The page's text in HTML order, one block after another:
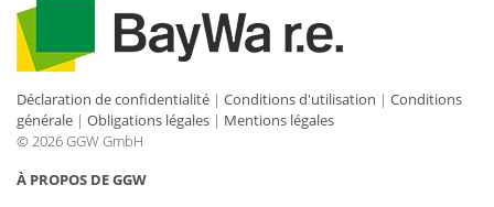
Déclaration de confidentialité | Conditions d'utilisation | Conditions
générale | Obligations légales | Mentions légales
© 2026 GGW GmbH
À PROPOS DE GGW